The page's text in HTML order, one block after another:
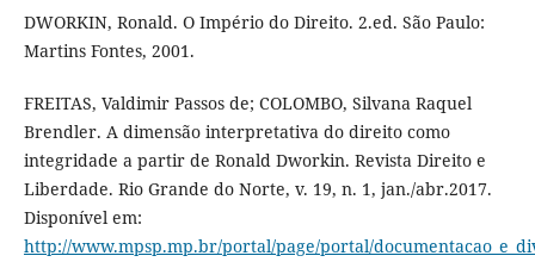
DWORKIN, Ronald. O Império do Direito. 2.ed. São Paulo:
Martins Fontes, 2001.
FREITAS, Valdimir Passos de; COLOMBO, Silvana Raquel
Brendler. A dimensão interpretativa do direito como
integridade a partir de Ronald Dworkin. Revista Direito e
Liberdade. Rio Grande do Norte, v. 19, n. 1, jan./abr.2017.
Disponível em:
http://www.mpsp.mp.br/portal/page/portal/